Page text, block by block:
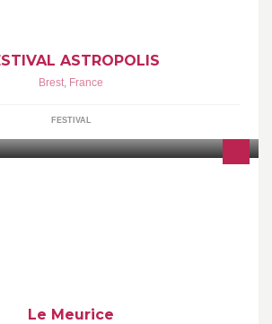
ASTROPOLIS
Brest, France
FESTIVAL
Le Meurice